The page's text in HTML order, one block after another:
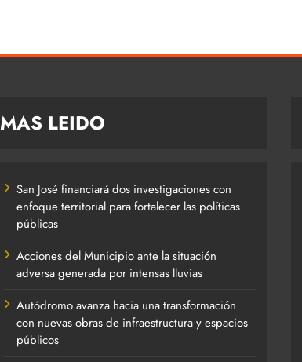
MAS LEIDO
San José financiará dos investigaciones con
enfoque territorial para fortalecer las políticas
públicas
Acciones del Municipio ante la situación
adversa generada por intensas lluvias
Autódromo avanza hacia una transformación
con nuevas obras de infraestructura y espacios
públicos